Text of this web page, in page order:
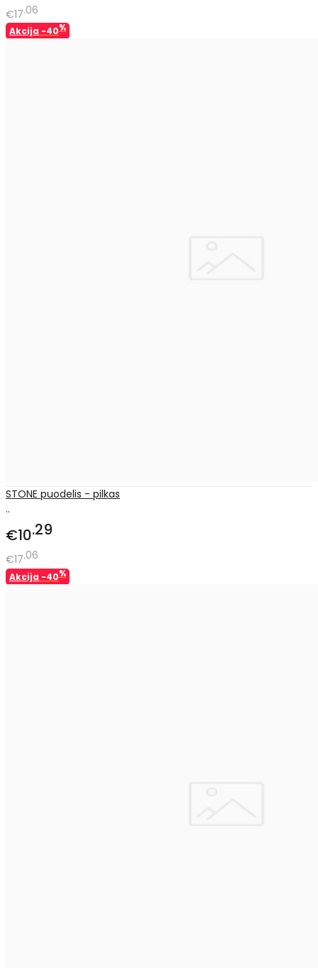
€17 06
Akcija -40%
STONE puodelis - pilkas
..
€10 29
€17 06
Akcija -40%